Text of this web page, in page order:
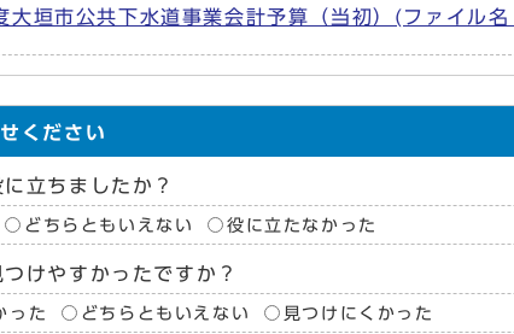
大垣市公共下水道事業会計予算（当初）(ファ
ください
立ちましたか？
どちらともいえない 役に立たなかった
けやすかったですか？
った どちらともいえない 見つけにくかった